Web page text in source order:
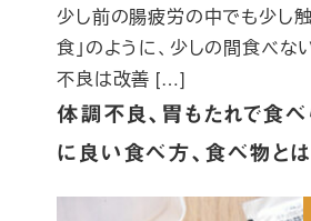
体調不良、胃もたれで食べ
に良い食べ方、食べ物とは
少し前の腸疲労の中でも少し
食」のように、少しの間食べな
不良は改善 […]